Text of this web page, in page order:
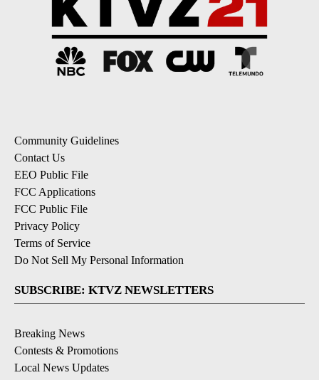
Community Guidelines
Contact Us
EEO Public File
FCC Applications
FCC Public File
Privacy Policy
Terms of Service
Do Not Sell My Personal Information
SUBSCRIBE: KTVZ NEWSLETTERS
Breaking News
Contests & Promotions
Local News Updates